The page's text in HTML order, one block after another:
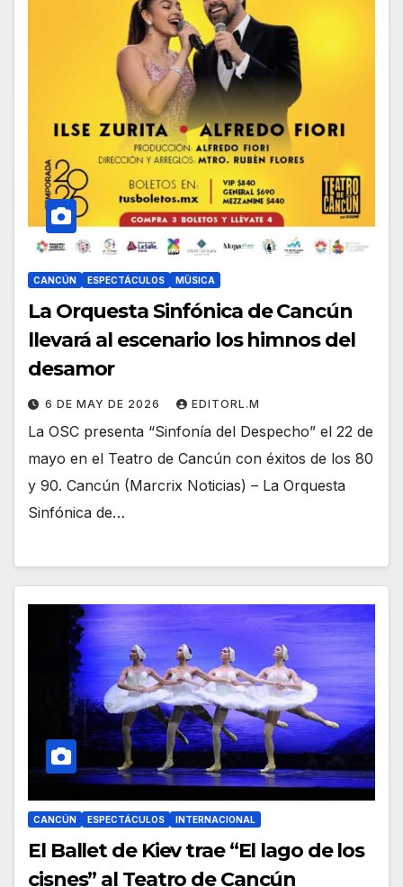
CANCÚN ESPECTÁCULOS MÜSICA
La Orquesta Sinfónica de Cancún
llevará al escenario los himnos del
desamor
6 DE MAY DE 2026 EDITORL.M
La OSC presenta “Sinfonía del Despecho” el 22 de
mayo en el Teatro de Cancún con éxitos de los 80
y 90. Cancún (Marcrix Noticias) – La Orquesta
Sinfónica de…
CANCÚN ESPECTÁCULOS INTERNACIONAL
El Ballet de Kiev trae “El lago de los
cisnes” al Teatro de Cancún